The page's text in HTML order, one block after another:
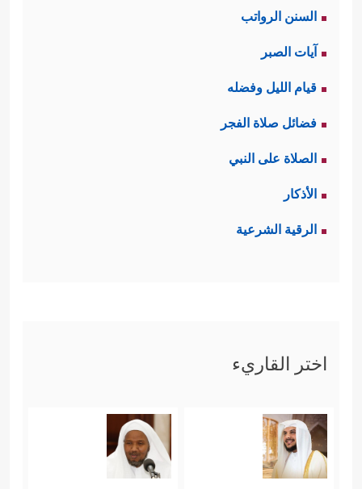
السنن الرواتب
آيات الصبر
قيام الليل وفضله
فضائل صلاة الفجر
الصلاة على النبي
الأذكار
الرقية الشرعية
اختر القاريء